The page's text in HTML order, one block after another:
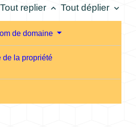
Tout replier keyboard_arrow_up Tout déplier keyboard_arrow_down
de domaine
de la propriété